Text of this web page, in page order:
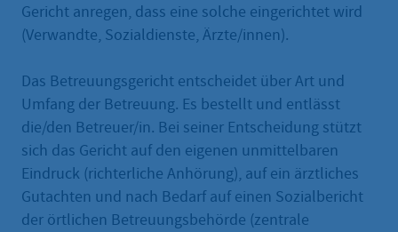
Gericht anregen, dass eine solche eingerichtet wird
(Verwandte, Sozialdienste, Ärzte/innen).
Das Betreuungsgericht entscheidet über Art und
Umfang der Betreuung. Es bestellt und entlässt
die/den Betreuer/in. Bei seiner Entscheidung stützt
sich das Gericht auf den eigenen unmittelbaren
Eindruck (richterliche Anhörung), auf ein ärztliches
Gutachten und nach Bedarf auf einen Sozialbericht
der örtlichen Betreuungsbehörde (zentrale